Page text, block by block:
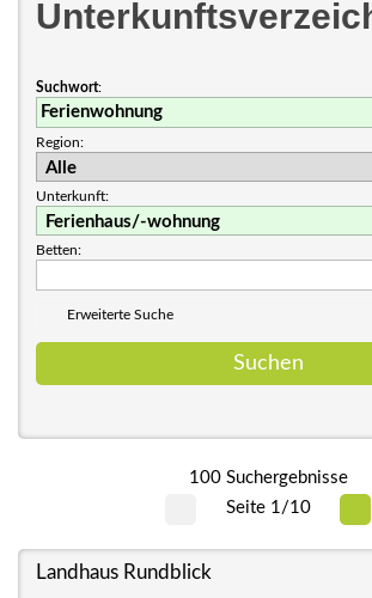
Suchwort:
Region:
Unterkunft:
Betten:
Erweiterte Suche
100 Suchergebnisse
Seite 1/10
Landhaus Rundblick